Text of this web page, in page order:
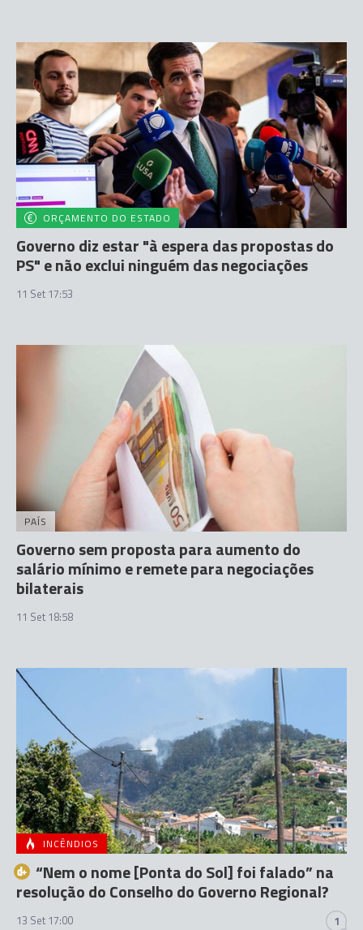
ORÇAMENTO DO ESTADO
Governo diz estar "à espera das propostas do
PS" e não exclui ninguém das negociações
11 Set 17:53
PAÍS
Governo sem proposta para aumento do
salário mínimo e remete para negociações
bilaterais
11 Set 18:58
INCÊNDIOS
“Nem o nome [Ponta do Sol] foi falado” na
resolução do Conselho do Governo Regional?
13 Set 17:00 1